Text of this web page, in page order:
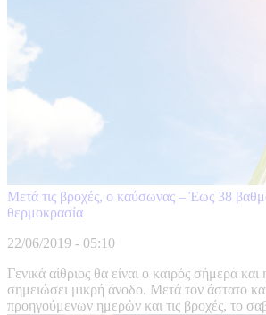
Μετά τις βροχές, ο καύσωνας – Έως 38
θερμοκρασία
22/06/2019 - 05:10
Γενικά αίθριος θα είναι ο καιρός σήμερα
σημειώσει μικρή άνοδο. Μετά τον άστατο
προηγούμενων ημερών και τις βροχές, το